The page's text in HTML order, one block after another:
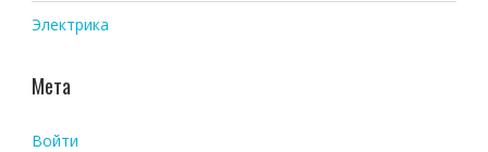
Электрика
Мета
Войти